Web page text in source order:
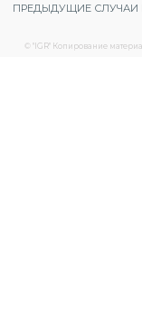
ПРЕДЫДУЩИЕ СЛУЧАИ
© "IGR" Копирование